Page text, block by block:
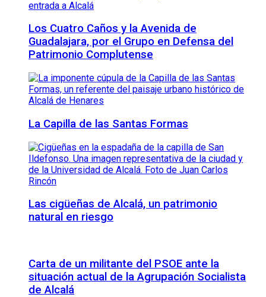
Los Cuatro Caños y la Avenida de
Guadalajara, por el Grupo en Defensa del
Patrimonio Complutense
La Capilla de las Santas Formas
Las cigüeñas de Alcalá, un patrimonio
natural en riesgo
Carta de un militante del PSOE ante la
situación actual de la Agrupación Socialista
de Alcalá